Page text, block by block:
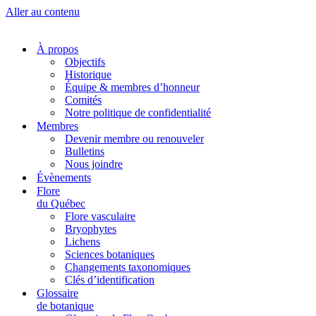
Aller au contenu
À propos
Objectifs
Historique
Équipe & membres d’honneur
Comités
Notre politique de confidentialité
Membres
Devenir membre ou renouveler
Bulletins
Nous joindre
Évènements
Flore
du Québec
Flore vasculaire
Bryophytes
Lichens
Sciences botaniques
Changements taxonomiques
Clés d’identification
Glossaire
de botanique